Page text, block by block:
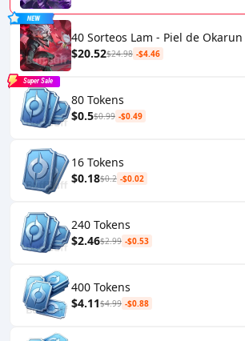
40 Sorteos Lam - Piel de Okarun
$20.52$24.98 -$4.46
80 Tokens
$0.5$0.99 -$0.49
Super Sale
16 Tokens
$0.18$0.2 -$0.02
240 Tokens
$2.46$2.99 -$0.53
400 Tokens
$4.11$4.99 -$0.88